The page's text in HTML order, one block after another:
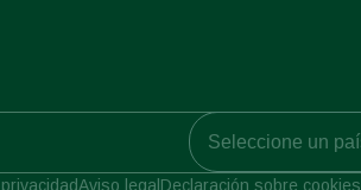
Koppert Global
Aviso legal Declaración sobre cookies